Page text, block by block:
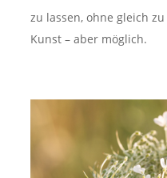
zu lassen, ohne gleich
Kunst – aber möglich.